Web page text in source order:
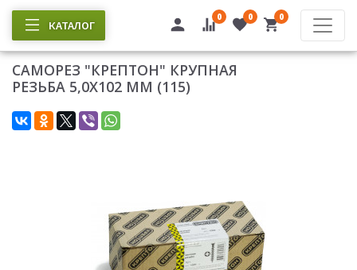
КАТАЛОГ
0 0 0
САМОРЕЗ "КРЕПТОН" КРУПНАЯ
РЕЗЬБА 5,0Х102 ММ (115)